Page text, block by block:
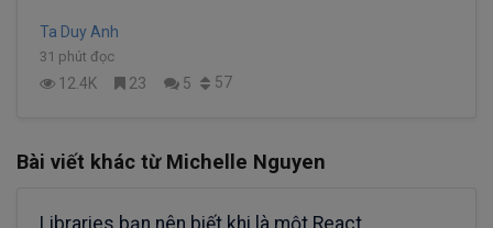
Ta Duy Anh
31 phút đọc
12.4K 23 5 57
Bài viết khác từ Michelle Nguyen
Libraries bạn nên biết khi là một React